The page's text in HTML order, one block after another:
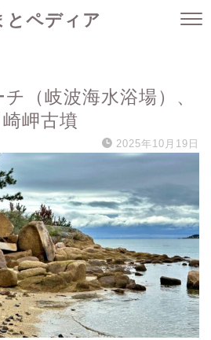
とペディア
（岐波海水浴場）、
岬古墳
2025年10月19日